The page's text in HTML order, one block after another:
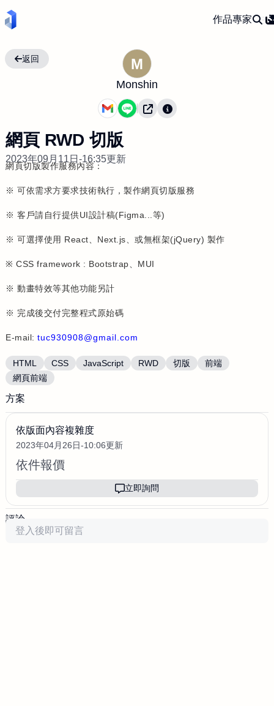
作品專家
返回 M
Monshin
網頁 RWD 切版
2023年09月11日-16:35更新
HTML CSS JavaScript RWD 切版
前端
網頁前端
網頁切版製作服務內容：
※ 可依需求方要求技術執行，製作網頁切版服務
※ 客戶請自行提供UI設計稿(Figma...等)
※ 可選擇使用 React、Next.js、或無框架(jQuery) 製作
※ CSS framework : Bootstrap、MUI
※ 動畫特效等其他功能另計
※ 完成後交付完整程式原始碼
E-mail: tuc930908@gmail.com
方案
依版面內容複雜度
2023年04月26日-10:06更新
依件報價
立即詢問
評論